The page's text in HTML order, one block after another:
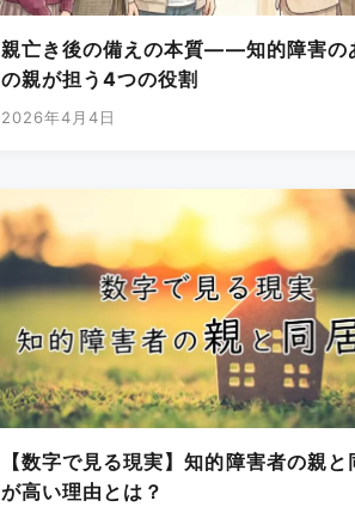
親亡き後の備えの本質——知的障害の
の親が担う4つの役割
2026年4月4日
【数字で見る現実】知的障害者の親と
が高い理由とは？